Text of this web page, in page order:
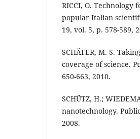
RICCI, O.
popular Italian
19, vol. 5, p. 578-589,
SCHÄFER, M. S.
coverage of science.
650-663, 2010.
SCHÜTZ, H.;
nanotechnology.
2008.